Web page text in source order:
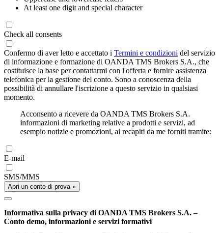
At least one digit and special character
Check all consents
Confermo di aver letto e accettato i Termini e condizioni del servizio
di informazione e formazione di OANDA TMS Brokers S.A., che
costituisce la base per contattarmi con l'offerta e fornire assistenza
telefonica per la gestione del conto. Sono a conoscenza della
possibilità di annullare l'iscrizione a questo servizio in qualsiasi
momento.
Acconsento a ricevere da OANDA TMS Brokers S.A.
informazioni di marketing relative a prodotti e servizi, ad
esempio notizie e promozioni, ai recapiti da me forniti tramite:
E-mail
SMS/MMS
Apri un conto di prova »
Informativa sulla privacy di OANDA TMS Brokers S.A. –
Conto demo, informazioni e servizi formativi